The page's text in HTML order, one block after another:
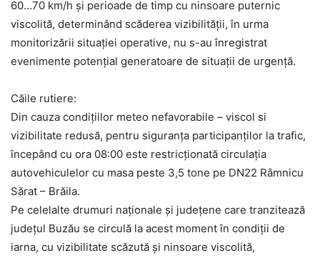
60…70 km/h și perioade de timp cu ninsoare puternic
viscolită, determinând scăderea vizibilității, în urma
monitorizării situației operative, nu s-au înregistrat
evenimente potențial generatoare de situații de urgență.
Căile rutiere:
Din cauza condiţiilor meteo nefavorabile – viscol si
vizibilitate redusă, pentru siguranţa participanţilor la trafic,
începând cu ora 08:00 este restricționată circulația
autovehiculelor cu masa peste 3,5 tone pe DN22 Râmnicu
Sărat – Brăila.
Pe celelalte drumuri naționale și județene care tranzitează
județul Buzău se circulă la acest moment în condiții de
iarna, cu vizibilitate scăzută și ninsoare viscolită,